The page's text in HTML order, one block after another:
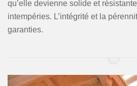
qu’elle devienne solide et
intempéries. L’intégrité et la
garanties.